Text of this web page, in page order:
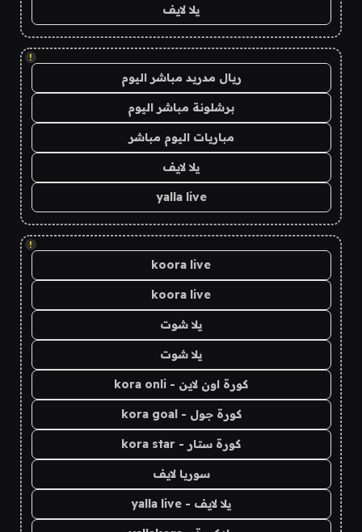
يلا لايف
!
ريال مدريد مباشر اليوم
برشلونة مباشر اليوم
مباريات اليوم مباشر
يلا لايف
yalla live
!
koora live
koora live
يلا شوت
يلا شوت
كورة اون لاين - kora onli
كورة جول - kora goal
كورة ستار - kora star
سوريا لايف
يلا لايف - yalla live